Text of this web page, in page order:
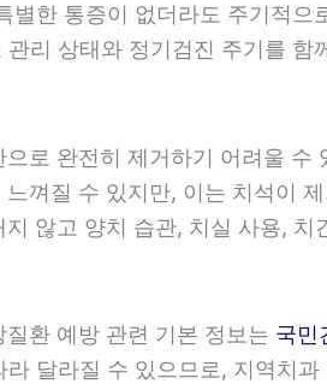
별한 통증이 없더라도 주기적
리 상태와 정기검진 주기를
로 완전히 제거하기 어려울
껴질 수 있지만, 이는 치석이
않고 양치 습관, 치실 사용,
환 예방 관련 기본 정보는 국민
달라질 수 있으므로, 지역치